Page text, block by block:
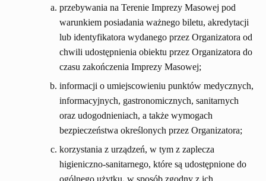
przebywania na Terenie Imprezy Masowej pod
warunkiem posiadania ważnego biletu, akredytacji
lub identyfikatora wydanego przez Organizatora od
chwili udostępnienia obiektu przez Organizatora do
czasu zakończenia Imprezy Masowej;
informacji o umiejscowieniu punktów medycznych,
informacyjnych, gastronomicznych, sanitarnych
oraz udogodnieniach, a także wymogach
bezpieczeństwa określonych przez Organizatora;
korzystania z urządzeń, w tym z zaplecza
higieniczno-sanitarnego, które są udostępnione do
ogólnego użytku, w sposób zgodny z ich